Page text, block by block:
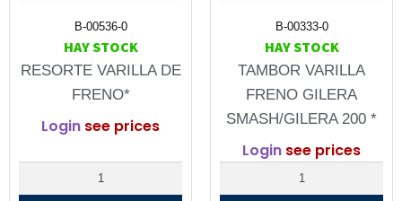
B-00536-0
HAY STOCK
RESORTE VARILLA DE
FRENO*
Login see prices
B-00333-0
HAY STOCK
TAMBOR VARILLA
FRENO GILERA
SMASH/GILERA 200 *
Login see prices